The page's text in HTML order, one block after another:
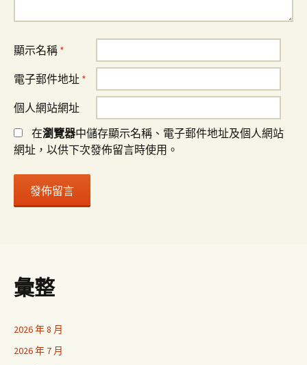
顯示名稱 *
電子郵件地址 *
個人網站網址
在瀏覽器中儲存顯示名稱、電子郵件地址及個人網站
網址，以供下次發佈留言時使用。
彙整
2026 年 8 月
2026 年 7 月